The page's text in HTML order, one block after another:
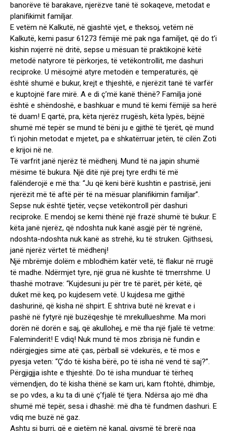
banorëve të barakave, njerëzve tanë të sokaqeve, metodat e
planifikimit familjar.
E vetëm në Kalkutë, në gjashtë vjet, e theksoj, vetëm në
Kalkutë, kemi pasur 61273 fëmijë më pak nga familjet, që do t’i
kishin nxjerrë në dritë, sepse u mësuan të praktikojnë këtë
metodë natyrore të përkorjes, të vetëkontrollit, me dashuri
reciproke. U mësojmë atyre metodën e temperaturës, që
është shumë e bukur, krejt e thjeshtë, e njerëzit tanë të varfër
e kuptojnë fare mirë. A e di ç’më kanë thënë? Familja jonë
është e shëndoshë, e bashkuar e mund të kemi fëmijë sa herë
të duam! E qartë, pra, këta njerëz rrugësh, këta lypës, bëjnë
shumë më tepër se mund të bëni ju e gjithë të tjerët, që mund
t’i njohin metodat e mjetet, pa e shkatërruar jetën, të cilën Zoti
e krijoi në ne.
Të varfrit janë njerëz të mëdhenj. Mund të na japin shumë
mësime të bukura. Një ditë një prej tyre erdhi të më
falënderojë e më tha: “Ju që keni bërë kushtin e pastrisë, jeni
njerëzit më të aftë për të na mësuar planifikimin familjar”.
Sepse nuk është tjetër, veçse vetëkontroll për dashuri
reciproke. E mendoj se kemi thënë një frazë shumë të bukur. E
këta janë njerëz, që ndoshta nuk kanë asgjë për të ngrënë,
ndoshta-ndoshta nuk kanë as strehë, ku të struken. Gjithsesi,
janë njerëz vërtet të mëdhenj!
Një mbrëmje dolëm e mblodhëm katër vetë, të flakur në rrugë
të madhe. Ndërmjet tyre, një grua në kushte të tmerrshme. U
thashë motrave: “Kujdesuni ju për tre të parët, për këtë, që
duket më keq, po kujdesem vetë. U kujdesa me gjithë
dashurinë, që kisha në shpirt. E shtriva butë në krevat e i
pashë në fytyrë një buzëqeshje të mrekullueshme. Ma mori
dorën në dorën e saj, që akullohej, e më tha një fjalë të vetme:
Faleminderit! E vdiq! Nuk mund të mos zbrisja në fundin e
ndërgjegjes sime atë ças, përball së vdekurës, e të mos e
pyesja veten: “Ç’do të kisha bërë, po të isha në vend të saj?”.
Përgjigjja ishte e thjeshtë. Do të isha munduar të tërheq
vëmendjen, do të kisha thënë se kam uri, kam ftohtë, dhimbje,
se po vdes, a ku ta di unë ç’fjalë të tjera. Ndërsa ajo më dha
shumë më tepër, sesa i dhashë: më dha të fundmen dashuri. E
vdiq me buzë në gaz.
Ashtu si burri, që e gjetëm në kanal, gjysmë të brerë nga